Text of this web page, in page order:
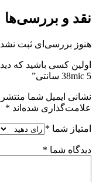
نقد و بررسی‌ها
هنوز بررسی‌ای ثبت
اولین کسی باشید که
38mic 5 سانتی”
نشانی ایمیل شما
علامت‌گذاری شده‌اند *
امتیاز شما *
دیدگاه شما *